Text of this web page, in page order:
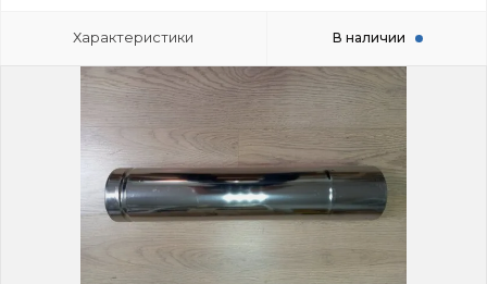
Характеристики В наличии